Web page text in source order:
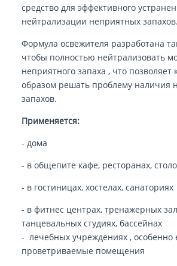
средство для эффективного
нейтрализации неприятных запахов.
Формула освежителя разработана
чтобы полностью нейтрализовать
неприятного запаха , что
образом решать проблему наличия
запахов.
Применяется:
- дома
- в общепите кафе, ресторанах,
- в гостиницах, хостелах, санаториях
- в фитнес центрах, тренажерных
танцевальных студиях, бассейнах
- лечебных учреждениях , особенно
проветриваемые помещения